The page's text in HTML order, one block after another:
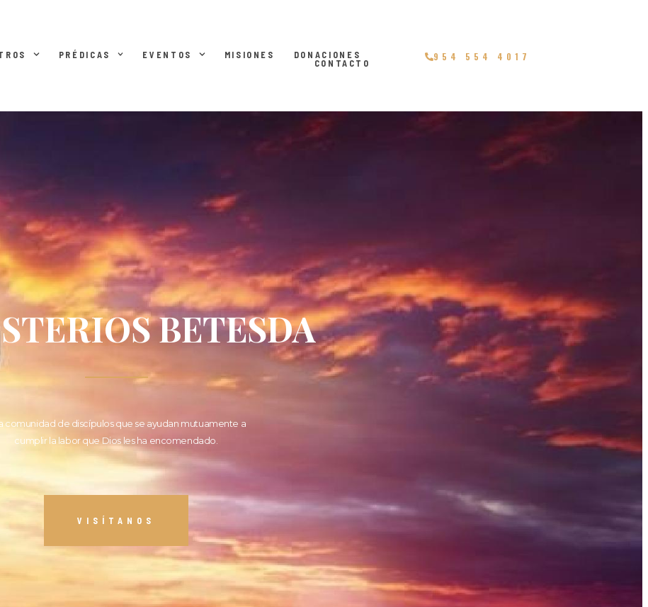
PRÉDICAS EVENTOS MISIONES
DONACIONES
CONTACTO
954 554 4017
BETESDA
comunidad de discípulos que se ayudan mutuamente a
cumplir la labor que Dios les ha encomendado.
VISÍTANOS